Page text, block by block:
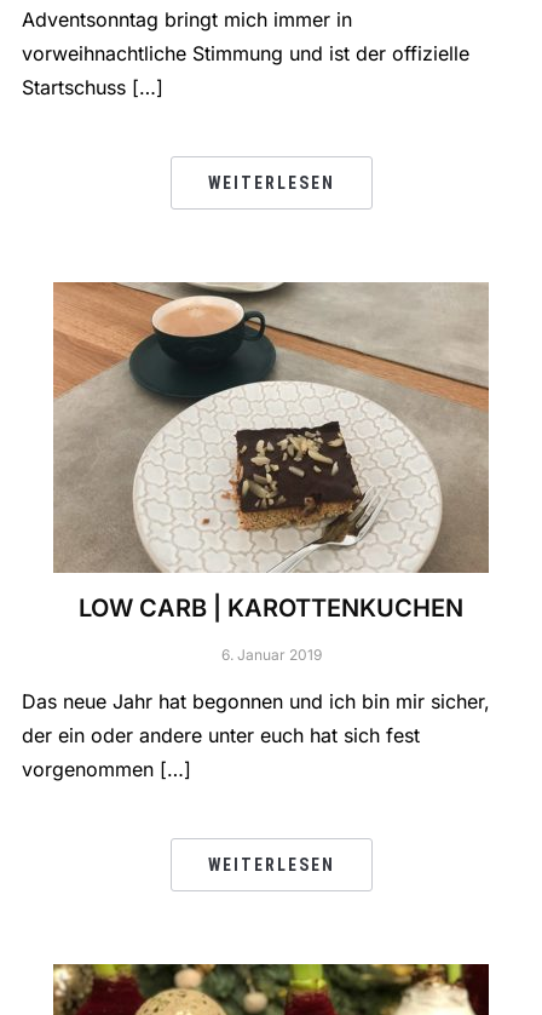
Adventsonntag bringt mich immer in
vorweihnachtliche Stimmung und ist der offizielle
Startschuss […]
WEITERLESEN
LOW CARB | KAROTTENKUCHEN
6. Januar 2019
Das neue Jahr hat begonnen und ich bin mir sicher,
der ein oder andere unter euch hat sich fest
vorgenommen […]
WEITERLESEN